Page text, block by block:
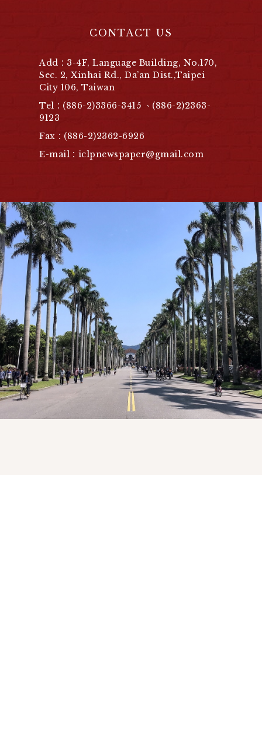
CONTACT US
Add：3-4F, Language Building, No.170,
Sec. 2, Xinhai Rd., Da’an Dist.,Taipei
City 106, Taiwan
Tel：(886-2)3366-3415 、(886-2)2363-
9123
Fax：(886-2)2362-6926
E-mail：iclpnewspaper@gmail.com